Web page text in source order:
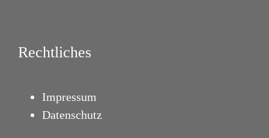
Rechtliches
Impressum
Datenschutz